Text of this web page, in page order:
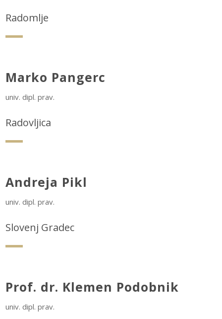
Radomlje
Marko Pangerc
univ. dipl. prav.
Radovljica
Andreja Pikl
univ. dipl. prav.
Slovenj Gradec
Prof. dr. Klemen Podobnik
univ. dipl. prav.